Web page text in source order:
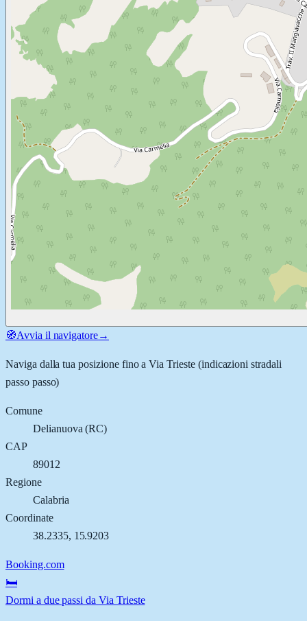
🧭Avvia il navigatore→
Naviga dalla tua posizione fino aVia Trieste(indicazioni stradali
passo passo)
Comune
Delianuova (RC)
CAP
89012
Regione
Calabria
Coordinate
38.2335, 15.9203
Booking.com
🛏️
Dormi a due passi da Via Trieste